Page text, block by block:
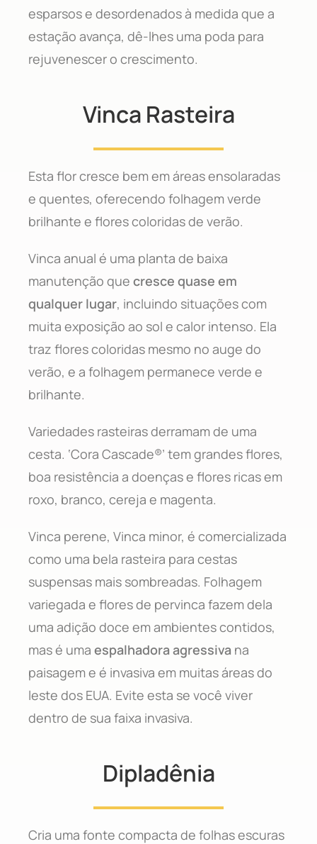
esparsos e desordenados à medida que a
estação avança, dê-lhes uma poda para
rejuvenescer o crescimento.
Vinca Rasteira
Esta flor cresce bem em áreas ensolaradas
e quentes, oferecendo folhagem verde
brilhante e flores coloridas de verão.
Vinca anual é uma planta de baixa
manutenção que cresce quase em
qualquer lugar, incluindo situações com
muita exposição ao sol e calor intenso. Ela
traz flores coloridas mesmo no auge do
verão, e a folhagem permanece verde e
brilhante.
Variedades rasteiras derramam de uma
cesta. ‘Cora Cascade®’ tem grandes flores,
boa resistência a doenças e flores ricas em
roxo, branco, cereja e magenta.
Vinca perene, Vinca minor, é comercializada
como uma bela rasteira para cestas
suspensas mais sombreadas. Folhagem
variegada e flores de pervinca fazem dela
uma adição doce em ambientes contidos,
mas é uma espalhadora agressiva na
paisagem e é invasiva em muitas áreas do
leste dos EUA. Evite esta se você viver
dentro de sua faixa invasiva.
Dipladênia
Cria uma fonte compacta de folhas escuras